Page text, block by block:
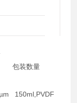
规格
数量
150ml,PVDF